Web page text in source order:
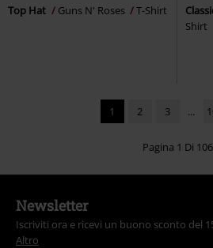
Top Hat Guns N' Roses T-Shirt
Shirt
1 2 3 ...
Pagina 1 Di 106
Newsletter
Iscriviti ora e ricevi un buono sconto del
Altro